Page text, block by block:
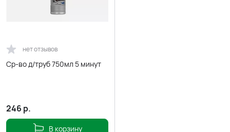
нет отзывов
Ср-во д/труб 750мл 5 минут
246 р.
В корзину